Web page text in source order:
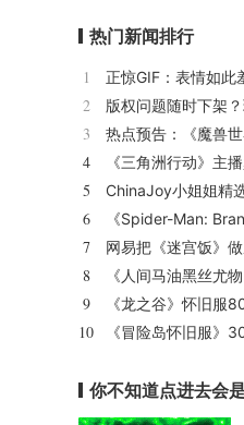
热门新闻排行
1 正惊GIF：表情如此羞涩！美女
2 版权问题随时下架？玩家自
3 热点预告：《魔兽世界》怀旧服第五阶段
4 《三角洲行动》主播巅峰赛总决赛
5 ChinaJoy小姐姐精选：绝
6 《Spider-Man: Brand New Day》
7 网易把《迷宫饭》
8 《人间马油黑丝尤物！透光包裹丰腴S曲
9 《龙之谷》怀旧服80级版本爆料
10 《冒险岛怀旧服》30级免费
你不知道点进去会